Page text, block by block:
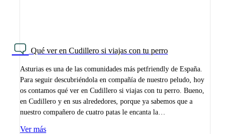
Qué ver en Cudillero si viajas con tu perro
Asturias es una de las comunidades más petfriendly de España.
Para seguir descubriéndola en compañía de nuestro peludo, hoy
os contamos qué ver en Cudillero si viajas con tu perro. Bueno,
en Cudillero y en sus alrededores, porque ya sabemos que a
nuestro compañero de cuatro patas le encanta la…
Ver más